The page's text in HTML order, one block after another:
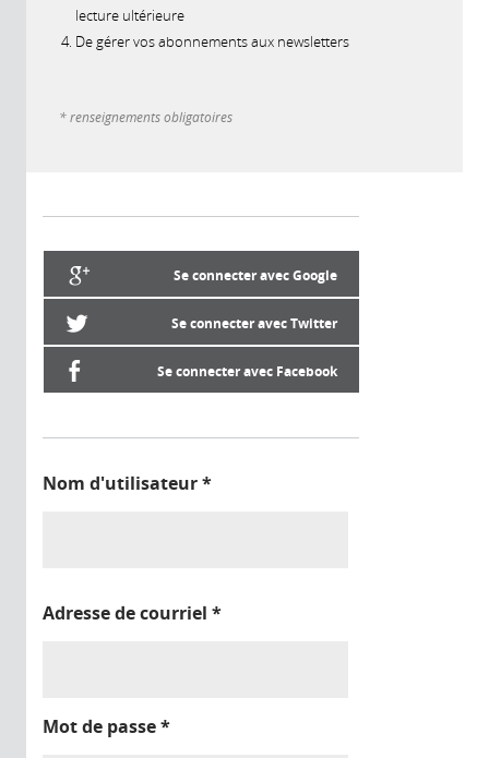
lecture ultérieure
De gérer vos abonnements aux newsletters
* renseignements obligatoires
Se connecter avec Google
Se connecter avec Twitter
Se connecter avec Facebook
Nom d'utilisateur*
Adresse de courriel *
Mot de passe*